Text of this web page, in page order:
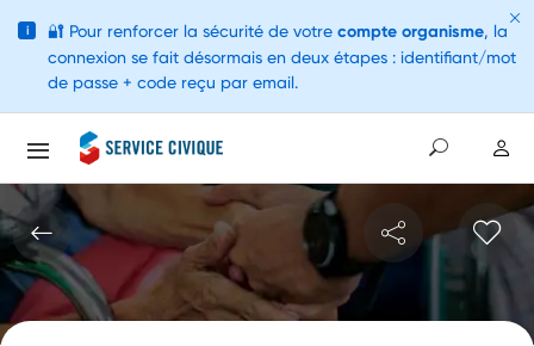
i 🔐 Pour renforcer la sécurité de votre compte organisme, la
connexion se fait désormais en deux étapes : identifiant/mot
de passe + code reçu par email.